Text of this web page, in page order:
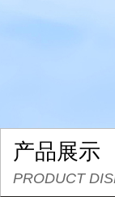
产品展示
PRODUCT